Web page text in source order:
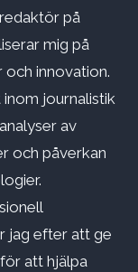
på
mig på
och innovation.
journalistik
av
och påverkan
jag efter att ge
att hjälpa